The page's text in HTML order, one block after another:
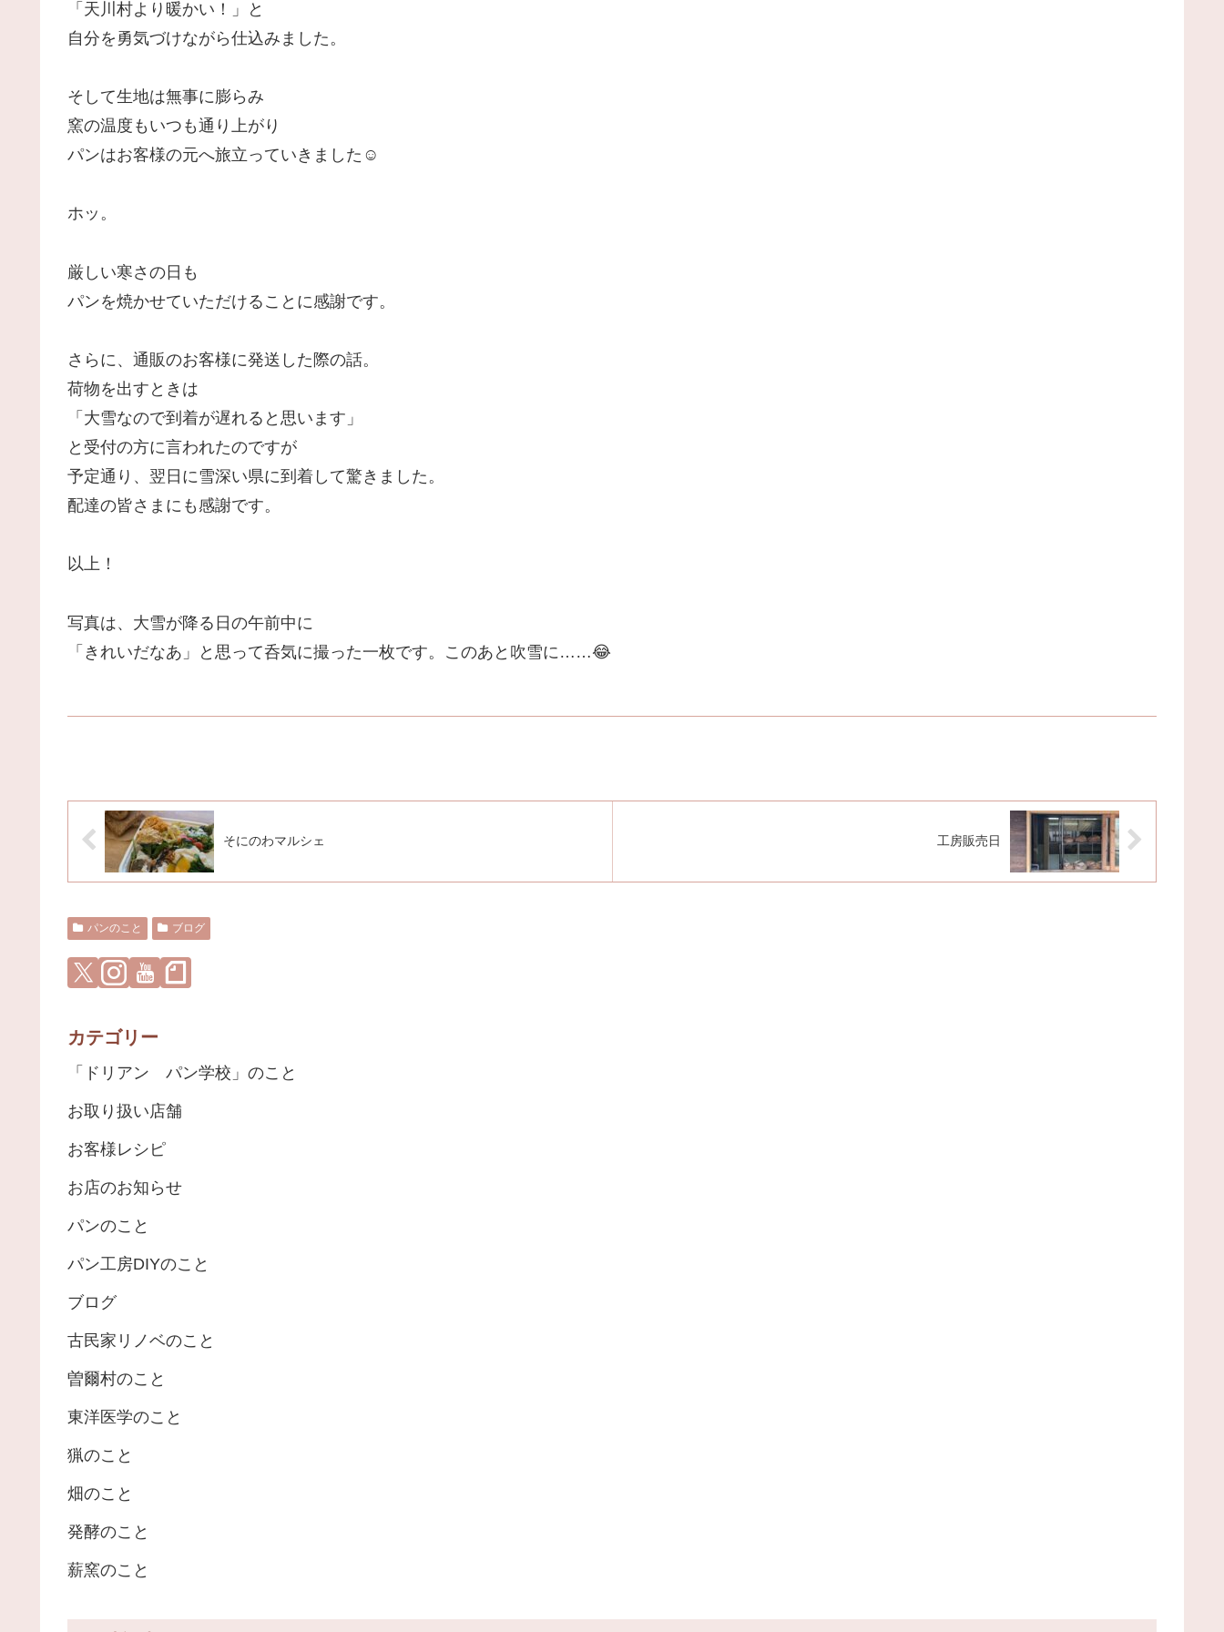
「天川村より暖かい！」と
自分を勇気づけながら仕込みました。
そして生地は無事に膨らみ
窯の温度もいつも通り上がり
パンはお客様の元へ旅立っていきました☺️
ホッ。
厳しい寒さの日も
パンを焼かせていただけることに感謝です。
さらに、通販のお客様に発送した際の話。
荷物を出すときは
「大雪なので到着が遅れると思います」
と受付の方に言われたのですが
予定通り、翌日に雪深い県に到着して驚きました。
配達の皆さまにも感謝です。
以上！
写真は、大雪が降る日の午前中に
「きれいだなあ」と思って呑気に撮った一枚です。このあと吹雪に……😂
そにのわマルシェ 工房販売日
パンのこと ブログ
カテゴリー
「ドリアン パン学校」のこと
お取り扱い店舗
お客様レシピ
お店のお知らせ
パンのこと
パン工房DIYのこと
ブログ
古民家リノベのこと
曽爾村のこと
東洋医学のこと
猟のこと
畑のこと
発酵のこと
薪窯のこと